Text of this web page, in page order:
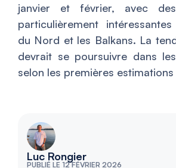
janvier et février, avec
particulièrement
du Nord et les Balkans. La
devrait se poursuivre dans
selon les premières
Luc Rongier
PUBLIÉ LE 12 FÉVRIER 2026